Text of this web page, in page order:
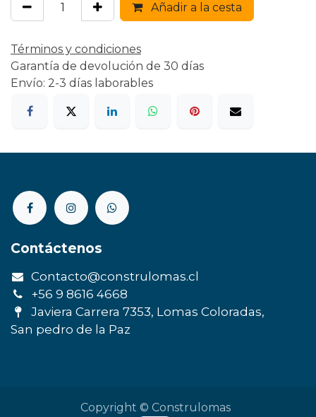
Añadir a la cesta
Términos y condiciones
Garantía de devolución de 30 días
Envío: 2-3 días laborables
Contáctenos
Contacto@construlomas.cl
+56 9 8616 4668
Javiera Carrera 7353, Lomas Coloradas,
San pedro de la Paz
Copyright © Construlomas